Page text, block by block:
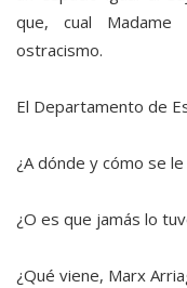
que, cual
ostracismo.
El Departamento de
¿A dónde y cómo se
¿O es que jamás lo
¿Qué viene, Marx